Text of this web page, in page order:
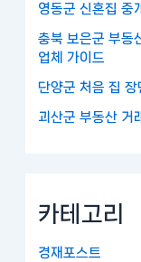
영동군 신혼집 중
충북 보은군 부동
업체 가이드
단양군 처음 집
괴산군 부동산 거
카테고리
경재포스트